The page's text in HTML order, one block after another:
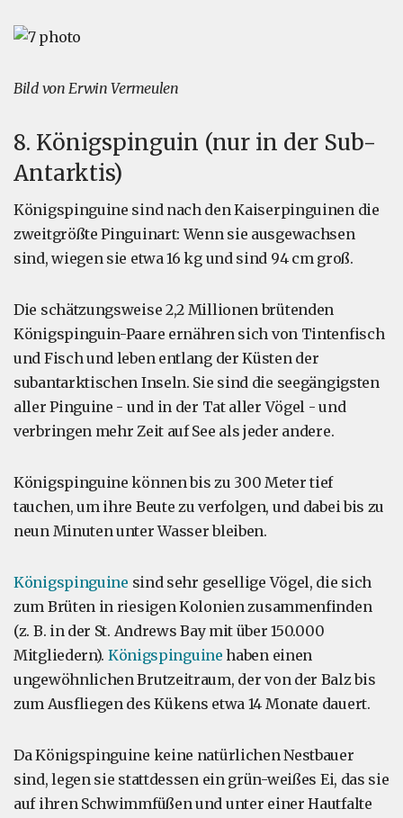
Bild von Erwin Vermeulen
8. Königspinguin (nur in der Sub-
Antarktis)
Königspinguine sind nach den Kaiserpinguinen die
zweitgrößte Pinguinart: Wenn sie ausgewachsen
sind, wiegen sie etwa 16 kg und sind 94 cm groß.
Die schätzungsweise 2,2 Millionen brütenden
Königspinguin-Paare ernähren sich von Tintenfisch
und Fisch und leben entlang der Küsten der
subantarktischen Inseln. Sie sind die seegängigsten
aller Pinguine - und in der Tat aller Vögel - und
verbringen mehr Zeit auf See als jeder andere.
Königspinguine können bis zu 300 Meter tief
tauchen, um ihre Beute zu verfolgen, und dabei bis zu
neun Minuten unter Wasser bleiben.
Königspinguine sind sehr gesellige Vögel, die sich
zum Brüten in riesigen Kolonien zusammenfinden
(z. B. in der St. Andrews Bay mit über 150.000
Mitgliedern). Königspinguine haben einen
ungewöhnlichen Brutzeitraum, der von der Balz bis
zum Ausfliegen des Kükens etwa 14 Monate dauert.
Da Königspinguine keine natürlichen Nestbauer
sind, legen sie stattdessen ein grün-weißes Ei, das sie
auf ihren Schwimmfüßen und unter einer Hautfalte